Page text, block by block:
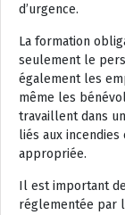
d’urgence.
La formation
seulement le
également les
même les
travaillent dans
liés aux
appropriée.
Il est important
réglementée par